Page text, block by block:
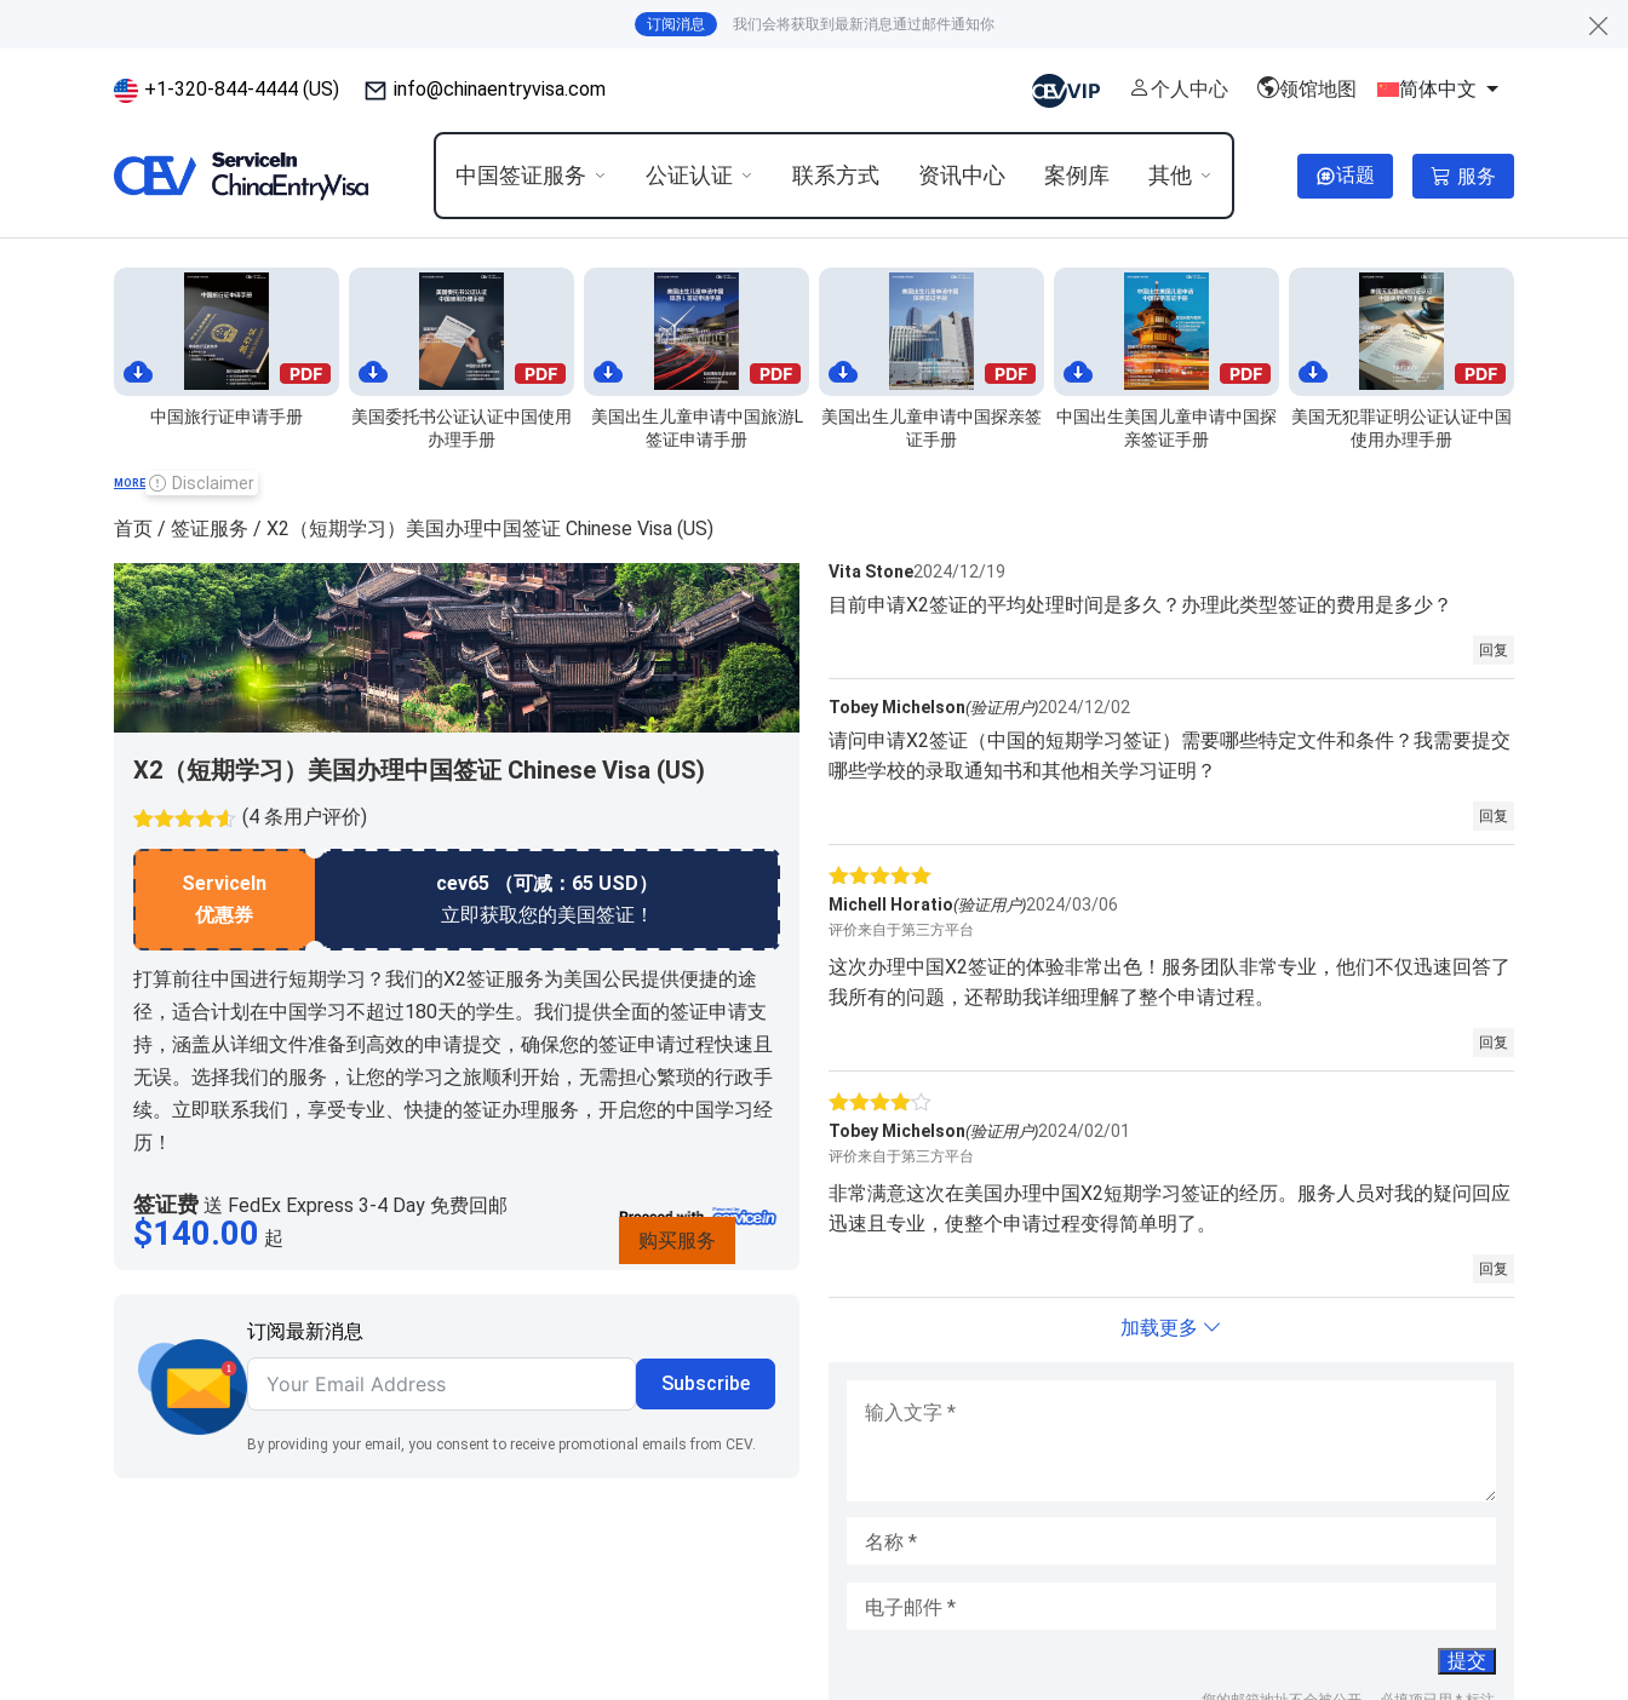
订阅消息 我们会将获取到最新消息通过邮件通知你
+1-320-844-4444 (US) info@chinaentryvisa.com 个人中心 领馆地图 简体中文
中国签证服务 公证认证 联系方式 资讯中心 案例库 其他 话题 服务
中国旅行证申请手册
美国委托书公证认证中国使用
办理手册
美国出生儿童申请中国旅游L
签证申请手册
美国出生儿童申请中国探亲签
证手册
中国出生美国儿童申请中国探
亲签证手册
美国无犯罪证明公证认证中国
使用办理手册
MORE Disclaimer
首页 / 签证服务 / X2（短期学习）美国办理中国签证 Chinese Visa (US)
X2（短期学习）美国办理中国签证 Chinese Visa (US)
评级4.5/
5，已有
2
位客户进
行了评价
(4 条用户评价)
ServiceIn
优惠券
cev65 （可减：65 USD）
立即获取您的美国签证！
打算前往中国进行短期学习？我们的X2签证服务为美国公民提供便捷的途
径，适合计划在中国学习不超过180天的学生。我们提供全面的签证申请支
持，涵盖从详细文件准备到高效的申请提交，确保您的签证申请过程快速且
无误。选择我们的服务，让您的学习之旅顺利开始，无需担心繁琐的行政手
续。立即联系我们，享受专业、快捷的签证办理服务，开启您的中国学习经
历！
签证费 送 FedEx Express 3-4 Day 免费回邮
$140.00 起 购买服务
订阅最新消息
Subscribe
By providing your email, you consent to receive promotional emails from CEV.
Vita Stone2024/12/19
目前申请X2签证的平均处理时间是多久？办理此类型签证的费用是多少？
回复
Tobey Michelson(验证用户)2024/12/02
请问申请X2签证（中国的短期学习签证）需要哪些特定文件和条件？我需要提交
哪些学校的录取通知书和其他相关学习证明？
回复
评分5
&sol; 5
Michell Horatio(验证用户)2024/03/06
评价来自于第三方平台
这次办理中国X2签证的体验非常出色！服务团队非常专业，他们不仅迅速回答了
我所有的问题，还帮助我详细理解了整个申请过程。
回复
评分4
&sol; 5
Tobey Michelson(验证用户)2024/02/01
评价来自于第三方平台
非常满意这次在美国办理中国X2短期学习签证的经历。服务人员对我的疑问回应
迅速且专业，使整个申请过程变得简单明了。
回复
加载更多
输入文字 *
名称 *
电子邮件 *